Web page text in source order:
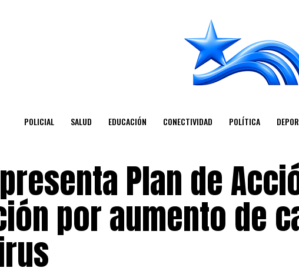
POLICIAL SALUD EDUCACIÓN CONECTIVIDAD POLÍTICA
Plan de
por aumento de